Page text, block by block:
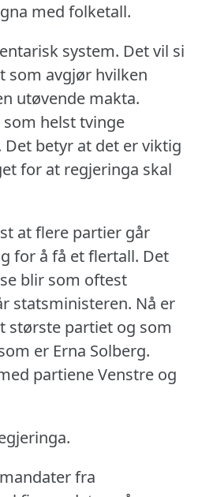
med folketall.
system. Det vil si
som avgjør hvilken
utøvende makta.
helst tvinge
Det betyr at det er viktig
for at regjeringa skal
at flere partier går
for å få et flertall. Det
blir som oftest
statsministeren. Nå er
største partiet og som
er Erna Solberg.
partiene Venstre og
fra